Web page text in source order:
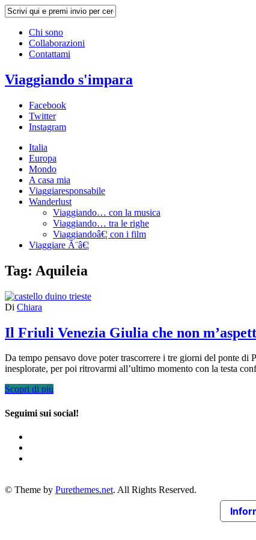
Chi sono
Collaborazioni
Contattami
Viaggiando s'impara
Facebook
Twitter
Instagram
Italia
Europa
Mondo
A casa mia
Viaggiaresponsabile
Wanderlust
Viaggiando… con la musica
Viaggiando… tra le righe
Viaggiandoâ€¦ con i film
Viaggiare Ã¨â€¦
Tag: Aquileia
Di Chiara
Il Friuli Venezia Giulia che non
Da tempo pensavo dove poter trascorrere i tre giorni del ponte
inesplorate, per poi ritrovarmi all’ultimo momento con la testa
Scopri di più
Seguimi sui social!
© Theme by Purethemes.net. All Rights Reserved.